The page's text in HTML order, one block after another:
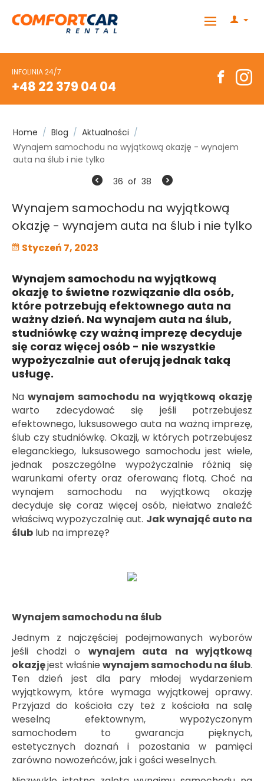
INFOLINIA 24/7
+48 22 379 04 04
Home / Blog / Aktualności /
Wynajem samochodu na wyjątkową okazję - wynajem
auta na ślub i nie tylko
36 of 38
Wynajem samochodu na wyjątkową
okazję - wynajem auta na ślub i nie tylko
Styczeń 7, 2023
Wynajem samochodu na wyjątkową
okazję to świetne rozwiązanie dla osób,
które potrzebują efektownego auta na
ważny dzień. Na wynajem auta na ślub,
studniówkę czy ważną imprezę decyduje
się coraz więcej osób - nie wszystkie
wypożyczalnie aut oferują jednak taką
usługę.
Nawynajem samochodu na wyjątkową okazję
warto zdecydować się jeśli potrzebujesz
efektownego, luksusowego auta na ważną imprezę,
ślub czy studniówkę. Okazji, w których potrzebujesz
eleganckiego, luksusowego samochodu jest wiele,
jednak poszczególne wypożyczalnie różnią się
warunkami oferty oraz oferowaną flotą. Choć na
wynajem samochodu na wyjątkową okazję
decyduje się coraz więcej osób, niełatwo znaleźć
właściwą wypożyczalnię aut. Jak wynająć auto na
ślub lub na imprezę?
Wynajem samochodu na ślub
Jednym z najczęściej podejmowanych wyborów
jeśli chodzi o wynajem auta na wyjątkową
okazjęjest właśnie wynajem samochodu na ślub.
Ten dzień jest dla pary młodej wydarzeniem
wyjątkowym, które wymaga wyjątkowej oprawy.
Przyjazd do kościoła czy też z kościoła na salę
weselną efektownym, wypożyczonym
samochodem to gwarancja pięknych,
estetycznych doznań i pozostania w pamięci
zarówno nowożeńców, jak i gości weselnych.